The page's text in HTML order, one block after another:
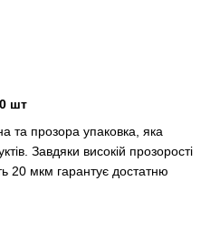
шт
та прозора упаковка, яка
Завдяки високій прозорості
20 мкм гарантує достатню